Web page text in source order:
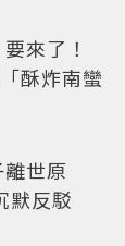
來了！
酥炸南蠻
世原
默反駁